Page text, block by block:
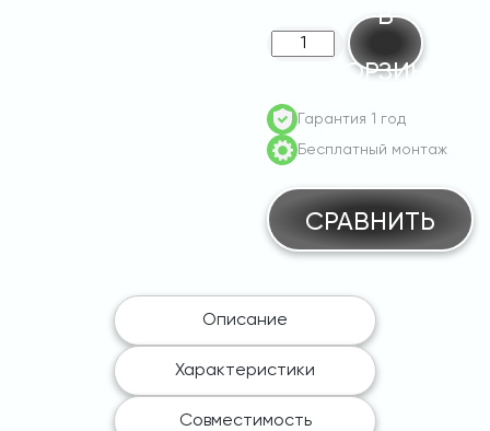
Количество
Адаптер
GB/T
—
Type2
В
КОРЗИНУ
Гарантия 1 год
Бесплатный монтаж
СРАВНИТЬ
Описание
Характеристики
Совместимость